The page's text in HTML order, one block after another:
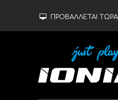
ΠΡΟΒΑΛΛΕΤΑΙ ΤΩΡΑ